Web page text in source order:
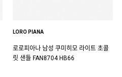
LORO PIANA
로로피아나 남성 쿠미히모 라이트 초콜
릿 샌들 FAN8704 HB66